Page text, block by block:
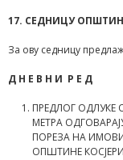
17. СЕДНИЦУ
За ову седницу
Д Н Е В Н И Р Е Д
ПРЕДЛОГ ОДЛУКЕ
МЕТРА
ПОРЕЗА НА
ОПШТИНЕ